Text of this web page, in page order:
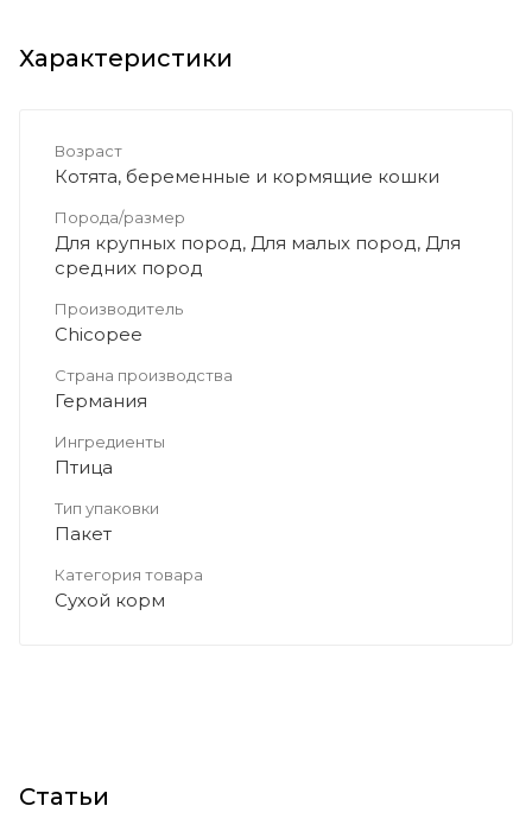
Характеристики
Возраст
Котята, беременные и кормящие кошки
Порода/размер
Для крупных пород, Для малых пород, Для
средних пород
Производитель
Chicopee
Страна производства
Германия
Ингредиенты
Птица
Тип упаковки
Пакет
Категория товара
Сухой корм
Статьи